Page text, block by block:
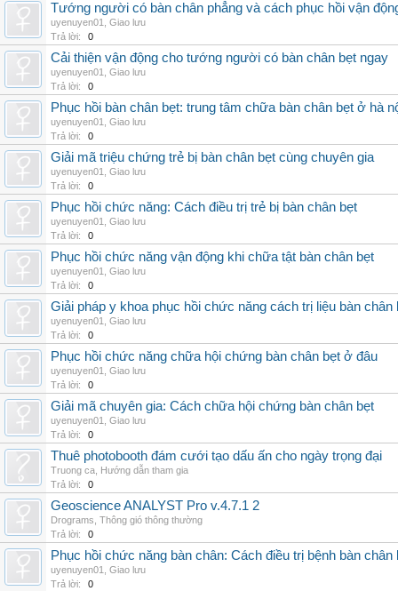
Tướng người có bàn chân phẳng và cách phục hồi vận
uyenuyen01
Giao lưu
Trả lời:
0
Cải thiện vận động cho tướng người có bàn chân bẹt ngay
uyenuyen01
Giao lưu
Trả lời:
0
Phục hồi bàn chân bẹt: trung tâm chữa bàn chân bẹt ở hà
uyenuyen01
Giao lưu
Trả lời:
0
Giải mã triệu chứng trẻ bị bàn chân bẹt cùng chuyên gia
uyenuyen01
Giao lưu
Trả lời:
0
Phục hồi chức năng: Cách điều trị trẻ bị bàn chân bẹt
uyenuyen01
Giao lưu
Trả lời:
0
Phục hồi chức năng vận động khi chữa tật bàn chân bẹt
uyenuyen01
Giao lưu
Trả lời:
0
Giải pháp y khoa phục hồi chức năng cách trị liệu bàn chân
uyenuyen01
Giao lưu
Trả lời:
0
Phục hồi chức năng chữa hội chứng bàn chân bẹt ở đâu
uyenuyen01
Giao lưu
Trả lời:
0
Giải mã chuyên gia: Cách chữa hội chứng bàn chân bẹt
uyenuyen01
Giao lưu
Trả lời:
0
Thuê photobooth đám cưới tạo dấu ấn cho ngày trọng đại
Truong ca Hướng dẫn tham gia
Trả lời:
0
Geoscience ANALYST Pro v.4.7.1 2
Drograms Thông gió thông thường
Trả lời:
0
Phục hồi chức năng bàn chân: Cách điều trị bệnh bàn chân
uyenuyen01
Giao lưu
Trả lời:
0